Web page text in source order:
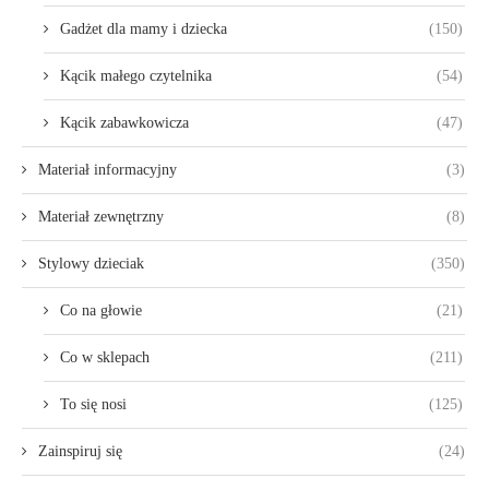
Gadżet dla mamy i dziecka (150)
Kącik małego czytelnika (54)
Kącik zabawkowicza (47)
Materiał informacyjny (3)
Materiał zewnętrzny (8)
Stylowy dzieciak (350)
Co na głowie (21)
Co w sklepach (211)
To się nosi (125)
Zainspiruj się (24)